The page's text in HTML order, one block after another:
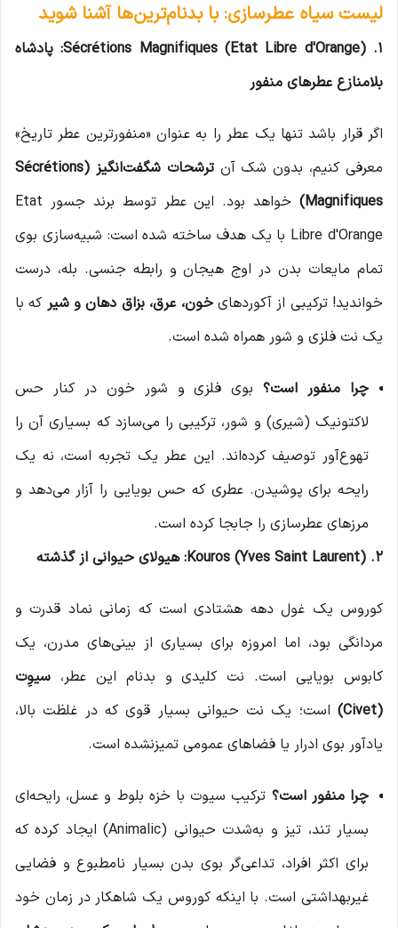
لیست سیاه عطرسازی: با بدنام‌ترین‌ها آشنا شوید
1. Sécrétions Magnifiques (Etat Libre d'Orange): پادشاه
بلامنازع عطرهای منفور
اگر قرار باشد تنها یک عطر را به عنوان «منفورترین عطر تاریخ»
معرفی کنیم، بدون شک آن
ترشحات شگفت‌انگیز (Sécrétions
Magnifiques)
خواهد بود. این عطر توسط برند جسور Etat
Libre d'Orange با یک هدف ساخته شده است: شبیه‌سازی بوی
تمام مایعات بدن در اوج هیجان و رابطه جنسی. بله، درست
خواندید! ترکیبی از آکوردهایخون، عرق، بزاق دهان و شیر که با
یک نت فلزی و شور همراه شده است.
چرا منفور است؟بوی فلزی و شور خون در کنار حس
لاکتونیک (شیری) و شور، ترکیبی را می‌سازد که بسیاری آن را
تهوع‌آور توصیف کرده‌اند. این عطر یک تجربه است، نه یک
رایحه برای پوشیدن. عطری که حس بویایی را آزار می‌دهد و
مرزهای عطرسازی را جابجا کرده است.
2. Kouros (Yves Saint Laurent): هیولای حیوانی از گذشته
کوروس یک غول دهه هشتادی است که زمانی نماد قدرت و
مردانگی بود، اما امروزه برای بسیاری از بینی‌های مدرن، یک
کابوس بویایی است. نت کلیدی و بدنام این عطر، سیوِت
(Civet)
است؛ یک نت حیوانی بسیار قوی که در غلظت بالا،
یادآور بوی ادرار یا فضاهای عمومی تمیزنشده است.
چرا منفور است؟ ترکیب سیوت با خزه بلوط و عسل، رایحه‌ای
بسیار تند، تیز و به‌شدت حیوانی (Animalic) ایجاد کرده که
برای اکثر افراد، تداعی‌گر بوی بدن بسیار نامطبوع و فضایی
غیربهداشتی است. با اینکه کوروس یک شاهکار در زمان خود